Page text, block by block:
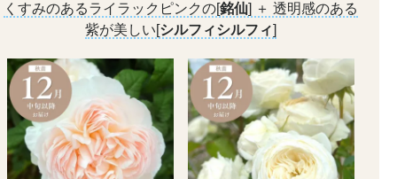
くすみのあるライラックピンクの[銘仙] ＋ 透明感のある
紫が美しい[シルフィシルフィ]